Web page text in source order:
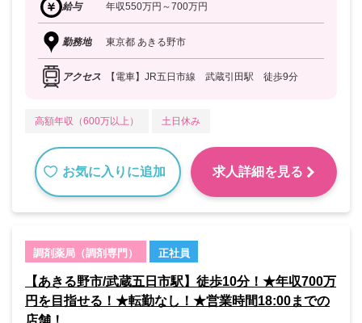
給与 年収550万円～700万円
勤務地 東京都 あきる野市
アクセス 【電車】JR五日市線 武蔵引田駅 徒歩9分
高額年収（600万以上） 土日休み
お気に入りに追加 求人詳細を見る
調剤薬局（調剤専門） 正社員
【あきる野市/武蔵五日市駅】徒歩10分！★年収700万
円を目指せる！★転勤なし！★営業時間18:00までの